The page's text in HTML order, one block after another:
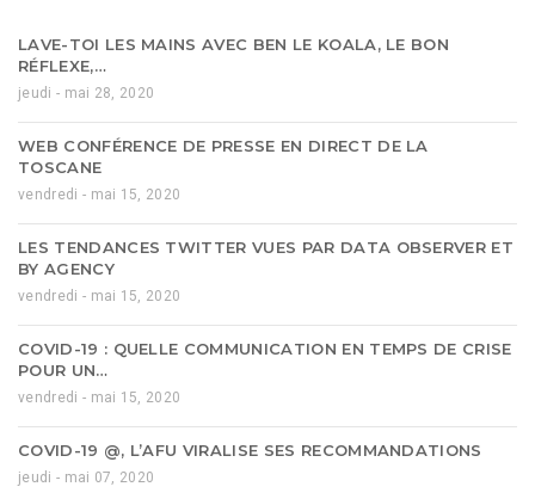
LAVE-TOI LES MAINS AVEC BEN LE KOALA, LE BON
RÉFLEXE,…
jeudi - mai 28, 2020
WEB CONFÉRENCE DE PRESSE EN DIRECT DE LA
TOSCANE
vendredi - mai 15, 2020
LES TENDANCES TWITTER VUES PAR DATA OBSERVER ET
BY AGENCY
vendredi - mai 15, 2020
COVID-19 : QUELLE COMMUNICATION EN TEMPS DE CRISE
POUR UN…
vendredi - mai 15, 2020
COVID-19 @, L’AFU VIRALISE SES RECOMMANDATIONS
jeudi - mai 07, 2020